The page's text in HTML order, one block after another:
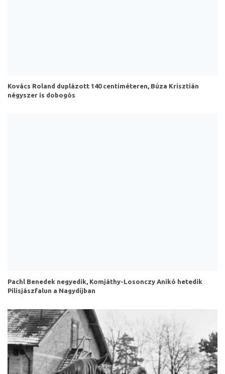
Kovács Roland duplázott 140 centiméteren, Búza Krisztián
négyszer is dobogós
Pachl Benedek negyedik, Komjáthy-Losonczy Anikó hetedik
Pilisjászfalun a Nagydíjban